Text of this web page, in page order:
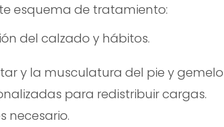
esquema de tratamiento:
del calzado y hábitos.
y la musculatura del pie y
para redistribuir cargas.
necesario.